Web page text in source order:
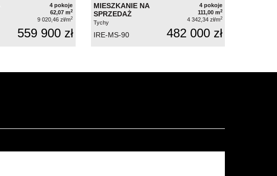
4 pokoje
62,07 m2
9 020,46 zł/m2
559 900 zł
MIESZKANIE NA
SPRZEDAŻ
Tychy
4 pokoje
111,00 m2
4 342,34 zł/m2
IRE-MS-90 482 000 zł